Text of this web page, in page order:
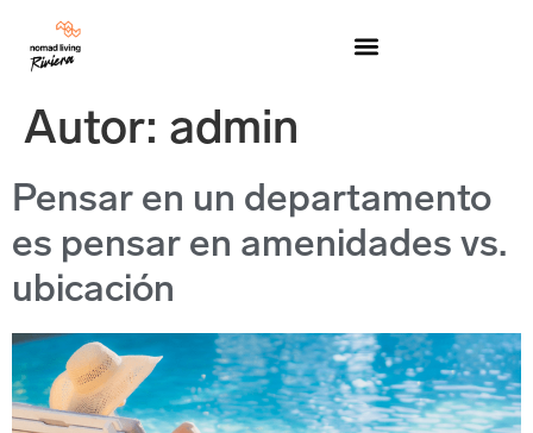
Autor: admin
Pensar en un departamento
es pensar en amenidades vs.
ubicación